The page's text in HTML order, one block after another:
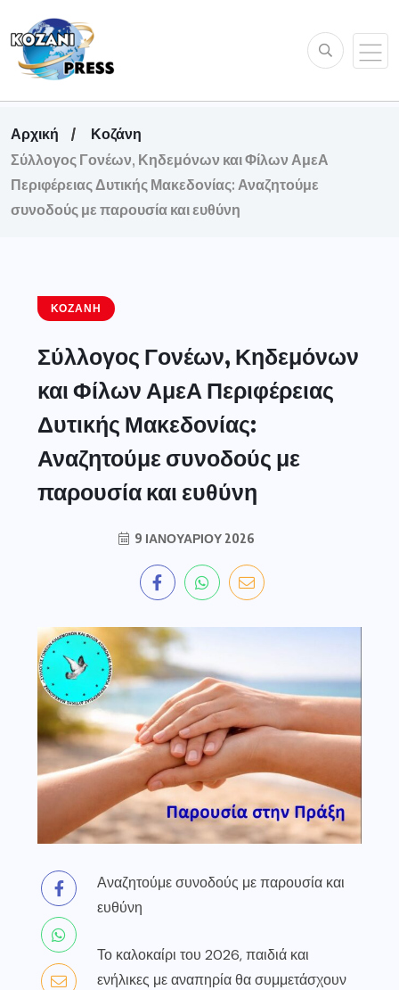
Αρχική
Κοζάνη
Σύλλογος Γονέων, Κηδεμόνων και Φίλων ΑμεΑ
Περιφέρειας Δυτικής Μακεδονίας: Αναζητούμε
συνοδούς με παρουσία και ευθύνη
ΚΟΖΆΝΗ
Σύλλογος Γονέων, Κηδεμόνων
και Φίλων ΑμεΑ Περιφέρειας
Δυτικής Μακεδονίας:
Αναζητούμε συνοδούς με
παρουσία και ευθύνη
9 ΙΑΝΟΥΑΡΊΟΥ 2026
Αναζητούμε συνοδούς με παρουσία και
ευθύνη
Το καλοκαίρι του 2026, παιδιά και
ενήλικες με αναπηρία θα συμμετάσχουν